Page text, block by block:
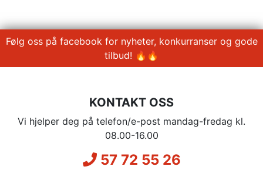
Følg oss på facebook for nyheter, konkurranser og gode
tilbud! 🔥🔥
KONTAKT OSS
Vi hjelper deg på telefon/e-post mandag-fredag kl.
08.00-16.00
57 72 55 26